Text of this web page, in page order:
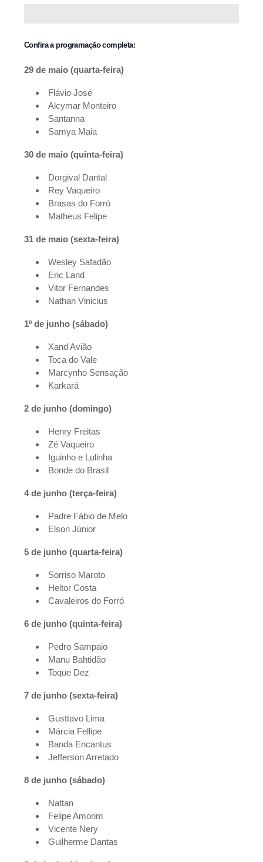
Confira a programação completa:
29 de maio (quarta-feira)
Flávio José
Alcymar Monteiro
Santanna
Samya Maia
30 de maio (quinta-feira)
Dorgival Dantal
Rey Vaqueiro
Brasas do Forró
Matheus Felipe
31 de maio (sexta-feira)
Wesley Safadão
Eric Land
Vitor Fernandes
Nathan Vinicius
1º de junho (sábado)
Xand Avião
Toca do Vale
Marcynho Sensação
Karkará
2 de junho (domingo)
Henry Freitas
Zé Vaqueiro
Iguinho e Lulinha
Bonde do Brasil
4 de junho (terça-feira)
Padre Fábio de Melo
Elson Júnior
5 de junho (quarta-feira)
Sorriso Maroto
Heitor Costa
Cavaleiros do Forró
6 de junho (quinta-feira)
Pedro Sampaio
Manu Bahtidão
Toque Dez
7 de junho (sexta-feira)
Gusttavo Lima
Márcia Fellipe
Banda Encantus
Jefferson Arretado
8 de junho (sábado)
Nattan
Felipe Amorim
Vicente Nery
Guilherme Dantas